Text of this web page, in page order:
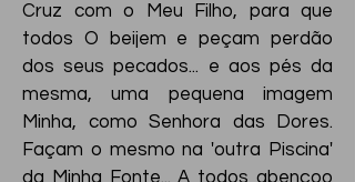
Cruz com o Meu Filho, para que
todos O beijem e peçam perdão
dos seus pecados... e aos pés da
mesma, uma pequena imagem
Minha, como Senhora das Dores.
Façam o mesmo na 'outra Piscina'
da Minha Fonte... A todos abençoo